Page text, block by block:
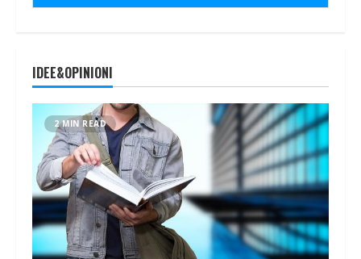
IDEE&OPINIONI
2 MIN READ